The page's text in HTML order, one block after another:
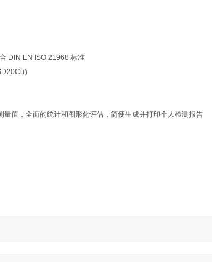
DIN EN ISO 21968 标准
）
值，全面的统计和图形化评估，简便生成并打印个人检测报告